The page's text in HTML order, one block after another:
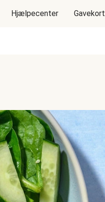
Hjælpecenter Gavekort